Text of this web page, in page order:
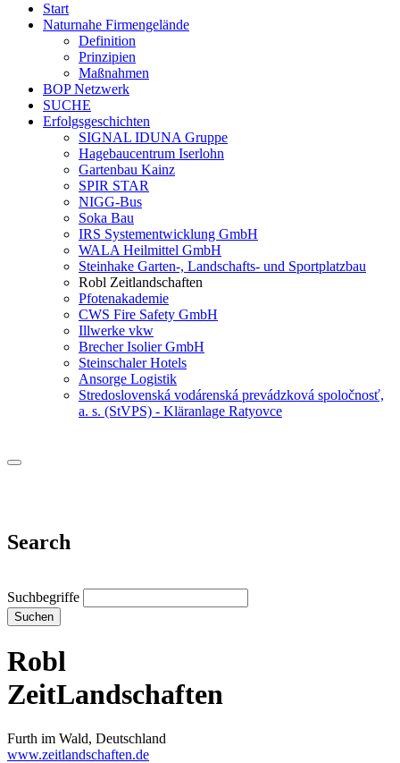
Start
Naturnahe Firmengelände
Definition
Prinzipien
Maßnahmen
BOP Netzwerk
SUCHE
Erfolgsgeschichten
SIGNAL IDUNA Gruppe
Hagebaucentrum Iserlohn
Gartenbau Kainz
SPIR STAR
NIGG-Bus
Soka Bau
IRS Systementwicklung GmbH
WALA Heilmittel GmbH
Steinhake Garten-, Landschafts- und Sportplatzbau
Robl Zeitlandschaften
Pfotenakademie
CWS Fire Safety GmbH
Illwerke vkw
Brecher Isolier GmbH
Steinschaler Hotels
Ansorge Logistik
Stredoslovenská vodárenská prevádzková spoločnosť,
a. s. (StVPS) - Kläranlage Ratyovce
Search
Suchbegriffe
Suchen
Robl
ZeitLandschaften
Furth im Wald, Deutschland
www.zeitlandschaften.de